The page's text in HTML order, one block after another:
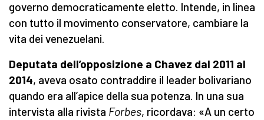
governo democraticamente eletto. Intende, in linea
con tutto il movimento conservatore, cambiare la
vita dei venezuelani.
Deputata dell’opposizione a Chavez dal 2011 al
2014, aveva osato contraddire il leader bolivariano
quando era all’apice della sua potenza. In una sua
intervista alla rivista Forbes, ricordava: «A un certo